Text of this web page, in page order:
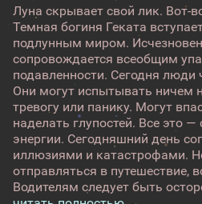
Луна скрывает свой лик. Вот-
Темная богиня Геката
подлунным миром.
сопровождается всеобщим
подавленности. Сегодня люди
Они могут испытывать ничем
тревогу или панику. Могут
наделать глупостей. Все это —
энергии. Сегодняшний день
иллюзиями и катастрофами.
отправляться в путешествие,
Водителям следует быть